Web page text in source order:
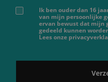
Ik ben ouder dan 16
van mijn persoonlijke
ervan bewust dat mijn
gedeeld kunnen
Lees onze